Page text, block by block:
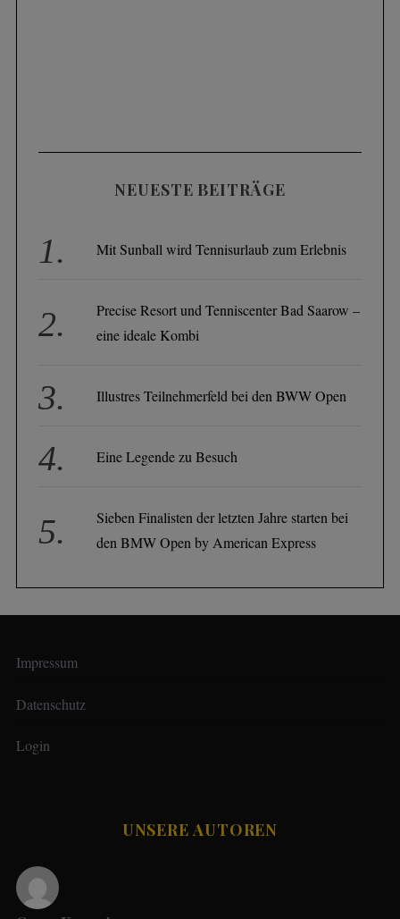
NEUESTE BEITRÄGE
Mit Sunball wird Tennisurlaub zum Erlebnis
Precise Resort und Tenniscenter Bad Saarow –
eine ideale Kombi
Illustres Teilnehmerfeld bei den BWW Open
Eine Legende zu Besuch
Sieben Finalisten der letzten Jahre starten bei
den BMW Open by American Express
Impressum
Datenschutz
Login
UNSERE AUTOREN